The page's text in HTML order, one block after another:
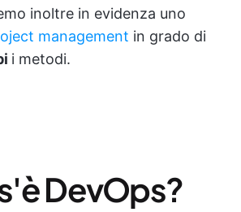
inoltre in evidenza uno
management in grado di
i metodi.
DevOps?